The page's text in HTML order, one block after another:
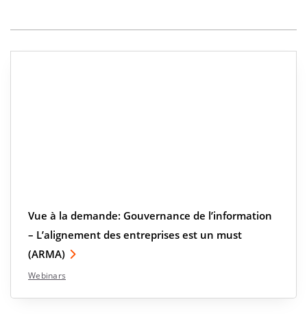
Vue à la demande: Gouvernance de l’information
– L’alignement des entreprises est un must
(ARMA)
Webinars